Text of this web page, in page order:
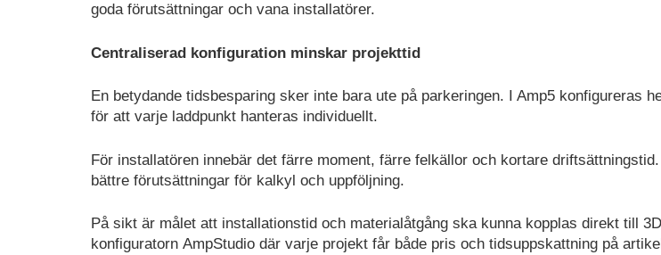
goda förutsättningar och vana installatörer.
Centraliserad konfiguration minskar projekttid
En betydande tidsbesparing sker inte bara ute på parkeringen. I Amp5 konfigureras
för att varje laddpunkt hanteras individuellt.
För installatören innebär det färre moment, färre felkällor och kortare
bättre förutsättningar för kalkyl och uppföljning.
På sikt är målet att installationstid och materialåtgång ska kunna kopplas direkt till
konfiguratorn AmpStudio där varje projekt får både pris och tidsuppskattning på